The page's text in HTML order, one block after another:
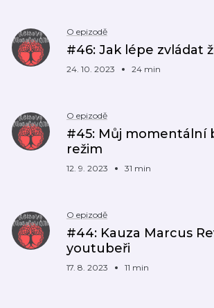
O epizodě
#46: Jak lépe zvládat
24. 10. 2023 24 min
O epizodě
#45: Můj momentální
režim
12. 9. 2023 31 min
O epizodě
#44: Kauza Marcus
youtubeři
17. 8. 2023 11 min